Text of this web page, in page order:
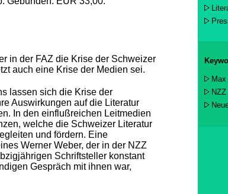
in der FAZ die Krise der Schweizer
auch eine Krise der Medien sei.
lassen sich die Krise der
Auswirkungen auf die Literatur
In den einflußreichen Leitmedien
welche die Schweizer Literatur
und fördern. Eine
Werner Weber, der in der NZZ
Schriftsteller konstant
Gespräch mit ihnen war,
NZZ